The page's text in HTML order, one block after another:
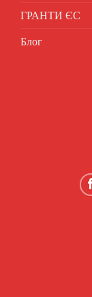
ГРАНТИ ЄС
Блог